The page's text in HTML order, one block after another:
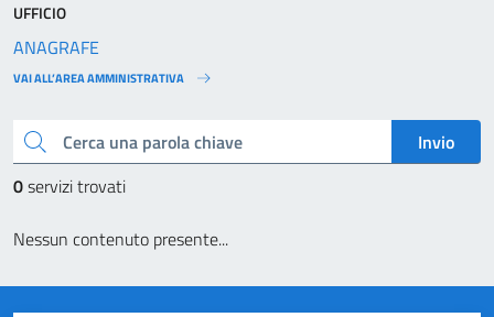
Cerca una parola chiave
Invio
0servizi trovati
Nessun contenuto presente...
UFFICIO
ANAGRAFE
VAI ALL’AREA AMMINISTRATIVA